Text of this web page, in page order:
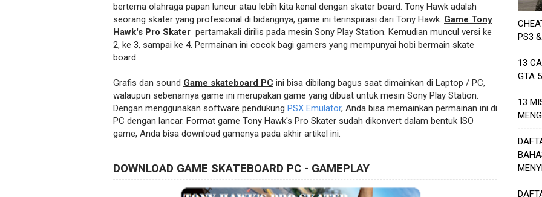
bertema olahraga papan luncur atau lebih kita kenal dengan skater board. Tony Hawk adalah
seorang skater yang profesional di bidangnya, game ini terinspirasi dari Tony Hawk. Game Tony
Hawk's Pro Skater pertamakali dirilis pada mesin Sony Play Station. Kemudian muncul versi ke
2, ke 3, sampai ke 4. Permainan ini cocok bagi gamers yang mempunyai hobi bermain skate
board.
Grafis dan sound Game skateboard PC ini bisa dibilang bagus saat dimainkan di Laptop / PC,
walaupun sebenarnya game ini merupakan game yang dibuat untuk mesin Sony Play Station.
Dengan menggunakan software pendukung PSX Emulator, Anda bisa memainkan permainan ini di
PC dengan lancar. Format game Tony Hawk's Pro Skater sudah dikonvert dalam bentuk ISO
game, Anda bisa download gamenya pada akhir artikel ini.
DOWNLOAD GAME SKATEBOARD PC - GAMEPLAY
PS3
13
GTA
13